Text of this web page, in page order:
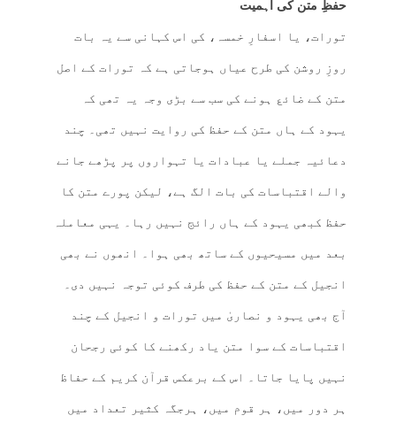
حفظِ متن کی اہمیت
تورات، یا اسفارِ خمسہ، کی اس کہانی سے یہ بات
روزِ روشن کی طرح عیاں ہوجاتی ہے کہ تورات کے اصل
متن کے ضائع ہونے کی سب سے بڑی وجہ یہ تھی کہ
یہود کے ہاں متن کے حفظ کی روایت نہیں تھی۔ چند
دعائیہ جملے یا عبادات یا تہواروں پر پڑھے جانے
والے اقتباسات کی بات الگ ہے، لیکن پورے متن کا
حفظ کبھی یہود کے ہاں رائج نہیں رہا۔ یہی معاملہ
بعد میں مسیحیوں کے ساتھ بھی ہوا۔ انھوں نے بھی
انجیل کے متن کے حفظ کی طرف کوئی توجہ نہیں دی۔
آج بھی یہود و نصاریٰ میں تورات و انجیل کے چند
اقتباسات کے سوا متن یاد رکھنے کا کوئی رجحان
نہیں پایا جاتا۔ اس کے برعکس قرآن کریم کے حفاظ
ہر دور میں، ہر قوم میں، ہرجگہ کثیر تعداد میں